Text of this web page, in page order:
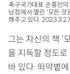
축구국가대표 손흥민
남점에서 열린 '모든 것
해주고 있다.
그는 자신의 책 ‘
을 지독할 정도
바 있다. 뙤약볕